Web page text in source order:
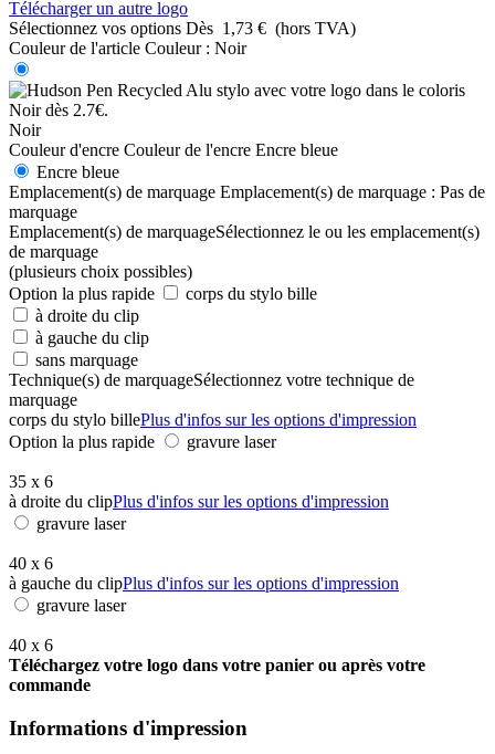
Télécharger un autre logo
Sélectionnez vos options Dès 1,73 € (hors TVA)
Couleur de l'article Couleur : Noir
Noir
Couleur d'encre Couleur de l'encre Encre bleue
Encre bleue
Emplacement(s) de marquage Emplacement(s) de marquage : Pas de
marquage
Emplacement(s) de marquageSélectionnez le ou les emplacement(s)
de marquage
(plusieurs choix possibles)
Option la plus rapide
corps du stylo bille
à droite du clip
à gauche du clip
sans marquage
Technique(s) de marquageSélectionnez votre technique de
marquage
corps du stylo billePlus d'infos sur les options d'impression
Option la plus rapide
gravure laser
35 x 6
à droite du clipPlus d'infos sur les options d'impression
gravure laser
40 x 6
à gauche du clipPlus d'infos sur les options d'impression
gravure laser
40 x 6
Téléchargez votre logo dans votre panier ou après votre
commande
Informations d'impression